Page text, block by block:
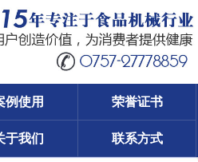
例使用 荣誉证书
于我们 联系方式